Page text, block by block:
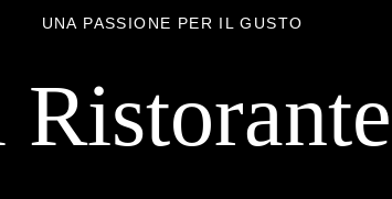
UNA PASSIONE PER IL GUSTO